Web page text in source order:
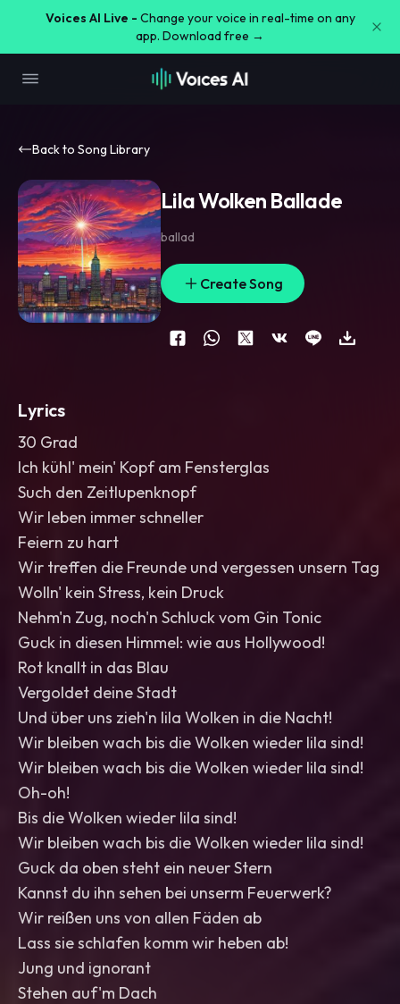
Voices AI Live - Change your voice in real-time on any
app. Download free →
Back to Song Library
Lila Wolken Ballade
ballad
Create Song
Lyrics
30 Grad
Ich kühl' mein' Kopf am Fensterglas
Such den Zeitlupenknopf
Wir leben immer schneller
Feiern zu hart
Wir treffen die Freunde und vergessen unsern Tag
Wolln' kein Stress, kein Druck
Nehm'n Zug, noch'n Schluck vom Gin Tonic
Guck in diesen Himmel: wie aus Hollywood!
Rot knallt in das Blau
Vergoldet deine Stadt
Und über uns zieh'n lila Wolken in die Nacht!
Wir bleiben wach bis die Wolken wieder lila sind!
Wir bleiben wach bis die Wolken wieder lila sind!
Oh-oh!
Bis die Wolken wieder lila sind!
Wir bleiben wach bis die Wolken wieder lila sind!
Guck da oben steht ein neuer Stern
Kannst du ihn sehen bei unserm Feuerwerk?
Wir reißen uns von allen Fäden ab
Lass sie schlafen komm wir heben ab!
Jung und ignorant
Stehen auf'm Dach